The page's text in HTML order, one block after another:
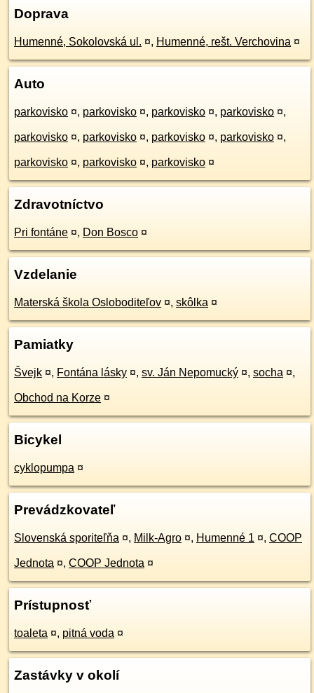
Doprava
Humenné, Sokolovská ul. ¤, Humenné, rešt. Verchovina ¤
Auto
parkovisko ¤, parkovisko ¤, parkovisko ¤, parkovisko ¤,
parkovisko ¤, parkovisko ¤, parkovisko ¤, parkovisko ¤,
parkovisko ¤, parkovisko ¤, parkovisko ¤
Zdravotníctvo
Pri fontáne ¤, Don Bosco ¤
Vzdelanie
Materská škola Osloboditeľov ¤, skôlka ¤
Pamiatky
Švejk ¤, Fontána lásky ¤, sv. Ján Nepomucký ¤, socha ¤,
Obchod na Korze ¤
Bicykel
cyklopumpa ¤
Prevádzkovateľ
Slovenská sporiteľňa ¤, Milk-Agro ¤, Humenné 1 ¤, COOP
Jednota ¤, COOP Jednota ¤
Prístupnosť
toaleta ¤, pitná voda ¤
Zastávky v okolí